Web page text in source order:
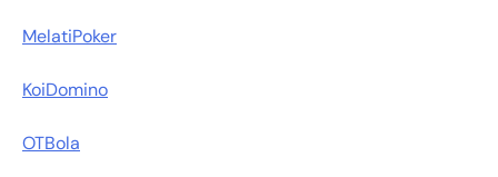
MelatiPoker
KoiDomino
OTBola